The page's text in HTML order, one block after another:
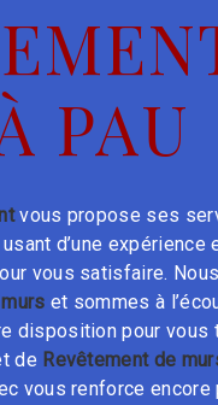
PAU
vous propose ses
d’une
vous satisfaire.
et sommes à
disposition pour
de Revêtement de
vous renforce